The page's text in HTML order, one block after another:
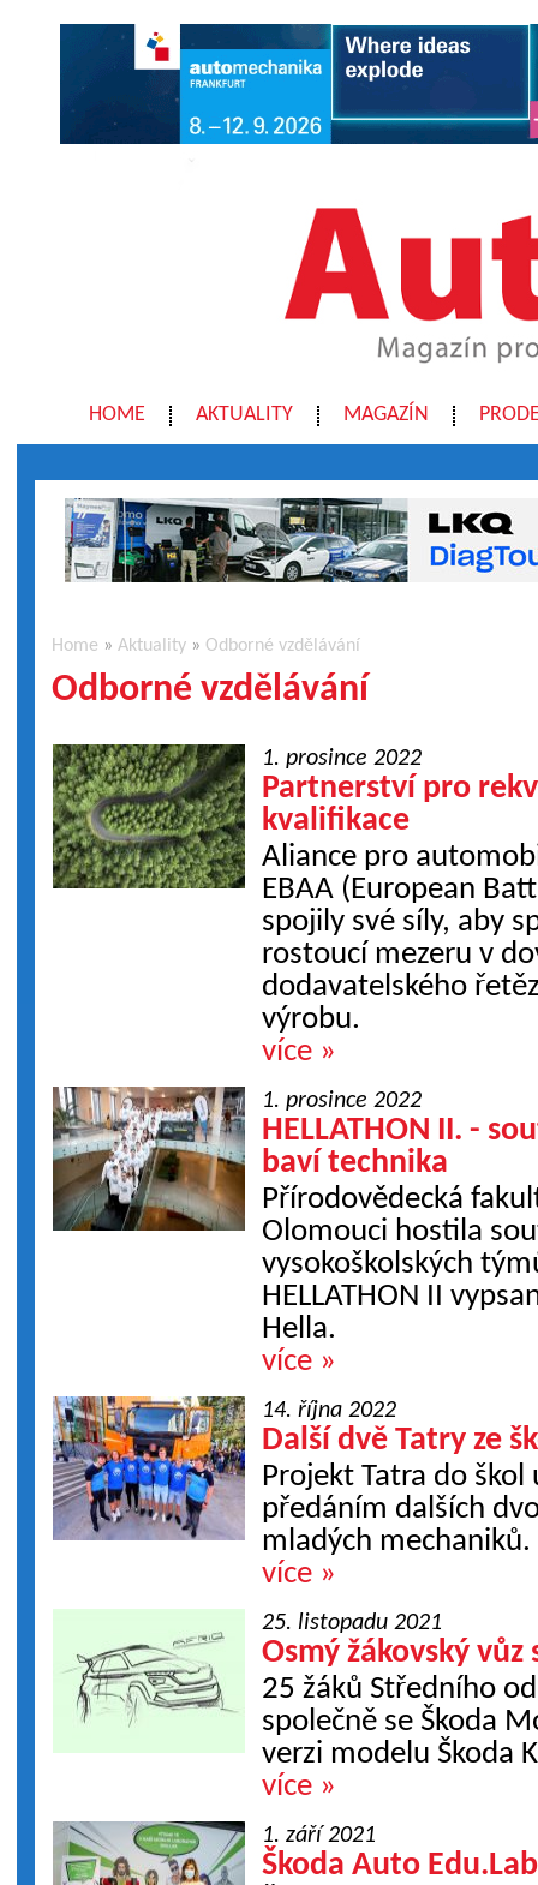
HOME AKTUALITY MAGAZÍN
Home »Aktuality » Odborné vzdělávání
Odborné vzdělávání
1. prosince 2022
Partnerství pro
kvalifikace
Aliance pro
EBAA (European
spojily své síly, aby
rostoucí mezeru v
dodavatelského
výrobu.
více »
1. prosince 2022
HELLATHON II. -
baví technika
Přírodovědecká
Olomouci hostila
vysokoškolských
HELLATHON II
Hella.
více »
14. října 2022
Další dvě Tatry ze
Projekt Tatra do
předáním dalších
mladých mechaniků.
více »
25. listopadu 2021
Osmý žákovský
25 žáků Středního
společně se Škoda
verzi modelu Škoda
více »
1. září 2021
Škoda Auto